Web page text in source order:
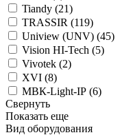
Tiandy (21)
TRASSIR (119)
Uniview (UNV) (45)
Vision HI-Tech (5)
Vivotek (2)
XVI (8)
МВК-Light-IP (6)
Свернуть
Показать еще
Вид оборудования